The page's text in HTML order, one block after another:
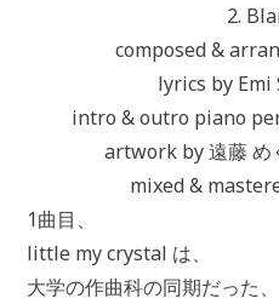
2.
composed &
lyrics by Emi
intro & outro piano
artwork by 遠藤 め
mixed &
1曲目、
little my crystal は、
大学の作曲科の同期だった、